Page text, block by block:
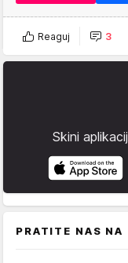
Reaguj 3
Skini
PRATITE NAS NA